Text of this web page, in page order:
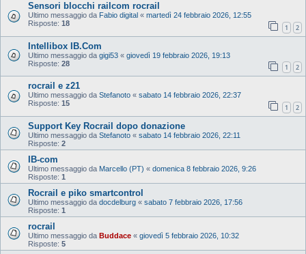
Sensori blocchi railcom rocrail
Ultimo messaggio da Fabio digital « martedì 24 febbraio 2026, 12:55
Risposte: 18 1 2
Intellibox IB.Com
Ultimo messaggio da gigi53 « giovedì 19 febbraio 2026, 19:13
Risposte: 28 1 2
rocrail e z21
Ultimo messaggio da Stefanoto « sabato 14 febbraio 2026, 22:37
Risposte: 15 1 2
Support Key Rocrail dopo donazione
Ultimo messaggio da Stefanoto « sabato 14 febbraio 2026, 22:11
Risposte: 2
IB-com
Ultimo messaggio da Marcello (PT) « domenica 8 febbraio 2026, 9:26
Risposte: 1
Rocrail e piko smartcontrol
Ultimo messaggio da docdelburg « sabato 7 febbraio 2026, 17:56
Risposte: 1
rocrail
Ultimo messaggio da Buddace « giovedì 5 febbraio 2026, 10:32
Risposte: 5